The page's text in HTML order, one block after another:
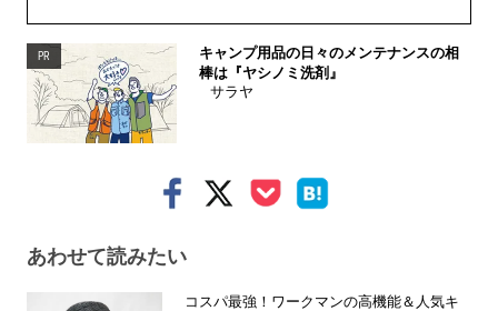
PR
キャンプ用品の日々のメンテナンスの相
棒は『ヤシノミ洗剤』
サラヤ
あわせて読みたい
コスパ最強！ワークマンの高機能＆人気キ